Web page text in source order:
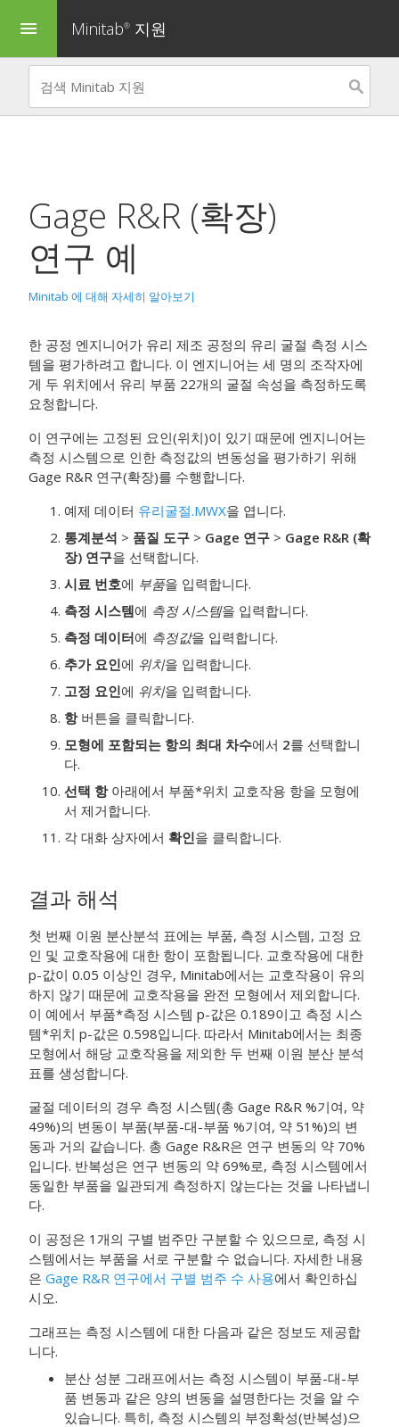
menu Minitab® 지원
Gage R&R (확장)
연구 예
Minitab 에 대해 자세히 알아보기
한 공정 엔지니어가 유리 제조 공정의 유리 굴절 측정 시스
템을 평가하려고 합니다. 이 엔지니어는 세 명의 조작자에
게 두 위치에서 유리 부품 22개의 굴절 속성을 측정하도록
요청합니다.
이 연구에는 고정된 요인(위치)이 있기 때문에 엔지니어는
측정 시스템으로 인한 측정값의 변동성을 평가하기 위해
Gage R&R 연구(확장)를 수행합니다.
예제 데이터 유리굴절.MWX을 엽니다.
통계분석 > 품질 도구 > Gage 연구 > Gage R&R (확
장) 연구을 선택합니다.
시료 번호에 부품을 입력합니다.
측정 시스템에 측정 시스템을 입력합니다.
측정 데이터에 측정값을 입력합니다.
추가 요인에 위치을 입력합니다.
고정 요인에 위치을 입력합니다.
항버튼을 클릭합니다.
모형에 포함되는 항의 최대 차수에서 2를 선택합니
다.
선택 항아래에서 부품*위치 교호작용 항을 모형에
서 제거합니다.
각 대화 상자에서 확인을 클릭합니다.
결과 해석
첫 번째 이원 분산분석 표에는 부품, 측정 시스템, 고정 요
인 및 교호작용에 대한 항이 포함됩니다. 교호작용에 대한
p-값이 0.05 이상인 경우, Minitab에서는 교호작용이 유의
하지 않기 때문에 교호작용을 완전 모형에서 제외합니다.
이 예에서 부품*측정 시스템 p-값은 0.189이고 측정 시스
템*위치 p-값은 0.598입니다. 따라서 Minitab에서는 최종
모형에서 해당 교호작용을 제외한 두 번째 이원 분산 분석
표를 생성합니다.
굴절 데이터의 경우 측정 시스템(총 Gage R&R %기여, 약
49%)의 변동이 부품(부품-대-부품 %기여, 약 51%)의 변
동과 거의 같습니다. 총 Gage R&R은 연구 변동의 약 70%
입니다. 반복성은 연구 변동의 약 69%로, 측정 시스템에서
동일한 부품을 일관되게 측정하지 않는다는 것을 나타냅니
다.
이 공정은 1개의 구별 범주만 구분할 수 있으므로, 측정 시
스템에서는 부품을 서로 구분할 수 없습니다. 자세한 내용
은 Gage R&R 연구에서 구별 범주 수 사용에서 확인하십
시오.
그래프는 측정 시스템에 대한 다음과 같은 정보도 제공합
니다.
분산 성분 그래프에서는 측정 시스템이 부품-대-부
품 변동과 같은 양의 변동을 설명한다는 것을 알 수
있습니다. 특히, 측정 시스템의 부정확성(반복성)으